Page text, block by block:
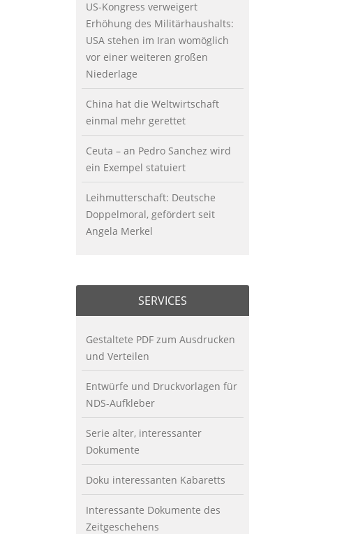
US-Kongress verweigert
Erhöhung des Militärhaushalts:
USA stehen im Iran womöglich
vor einer weiteren großen
Niederlage
China hat die Weltwirtschaft
einmal mehr gerettet
Ceuta – an Pedro Sanchez wird
ein Exempel statuiert
Leihmutterschaft: Deutsche
Doppelmoral, gefördert seit
Angela Merkel
SERVICES
Gestaltete PDF zum Ausdrucken
und Verteilen
Entwürfe und Druckvorlagen für
NDS-Aufkleber
Serie alter, interessanter
Dokumente
Doku interessanten Kabaretts
Interessante Dokumente des
Zeitgeschehens